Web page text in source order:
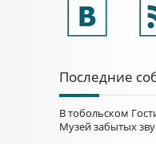
Последние
В тобольском
Музей забытых